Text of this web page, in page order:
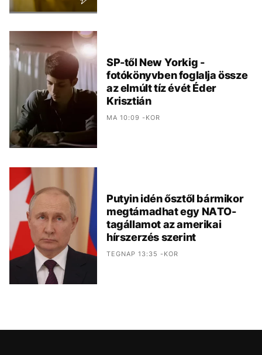
SP-től New Yorkig -
fotókönyvben foglalja össze
az elmúlt tíz évét Éder
Krisztián
MA 10:09 -KOR
Putyin idén ősztől bármikor
megtámadhat egy NATO-
tagállamot az amerikai
hírszerzés szerint
TEGNAP 13:35 -KOR